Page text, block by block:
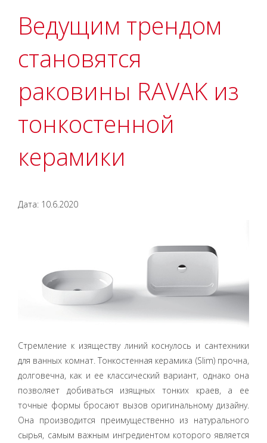
Ведущим трендом
становятся
раковины RAVAK из
тонкостенной
керамики
Дата: 10.6.2020
Стремление к изяществу линий коснулось и сантехники
для ванных комнат. Тонкостенная керамика (Slim) прочна,
долговечна, как и ее классический вариант, однако она
позволяет добиваться изящных тонких краев, а ее
точные формы бросают вызов оригинальному дизайну.
Она производится преимущественно из натурального
сырья, самым важным ингредиентом которого является